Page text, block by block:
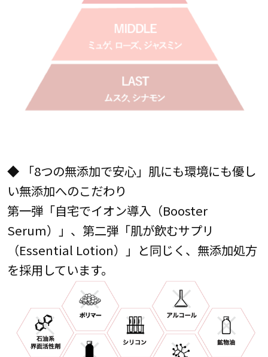
◆ 「8つの無添加で安心」肌にも環境にも優し
い無添加へのこだわり
第一弾「自宅でイオン導入（Booster
Serum）」、第二弾「肌が飲むサプリ
（Essential Lotion）」と同じく、無添加処方
を採用しています。